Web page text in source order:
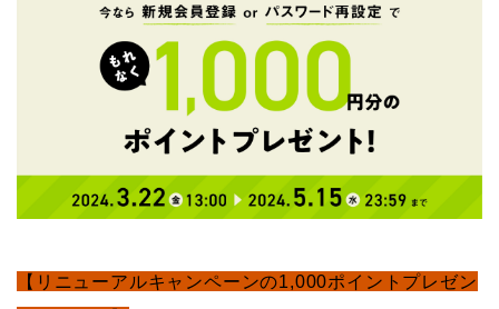
【リニューアルキャンペーンの1,000ポイントプレゼン